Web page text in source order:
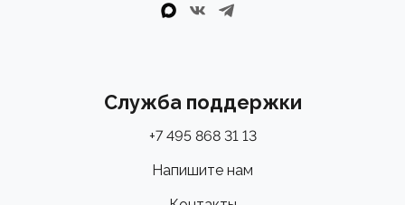
Служба поддержки
+7 495 868 31 13
Напишите нам